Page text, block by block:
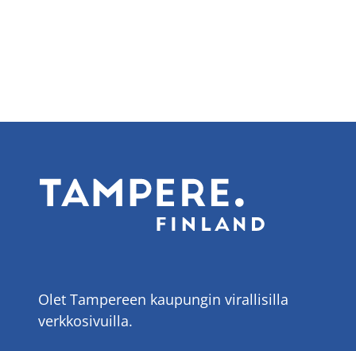
Olet Tampereen kaupungin virallisilla
verkkosivuilla.